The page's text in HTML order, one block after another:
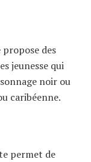
des
jeunesse qui
noir ou
caribéenne.
permet de